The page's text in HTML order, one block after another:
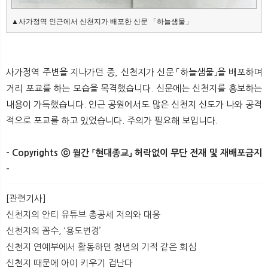
▲사가정역 인근에서 신천지가 배포한 신문 「하늘샘물」
사가정역 주변을 지나가던 중, 신천지가 신문 「하늘샘물」을 배포하며
거리 포교를 하는 모습을 목격했습니다. 신문에는 신천지를 홍보하는
내용이 가득했습니다. 인근 공원에서도 많은 신천지 신도가 나와 공격
적으로 포교를 하고 있었습니다. 주의가 필요해 보입니다.
- Copyrights ⓒ 월간 「현대종교」 허락없이 무단 전재 및 재배포금지
-
[관련기사]
신천지의 안티 유튜브 총공세 저의와 대응
신천지의 꼼수, ‘용도변경’
신천지 연예부에서 활동하던 청년의 기적 같은 회심
신천지 때문에 아이 키우기 겁난다